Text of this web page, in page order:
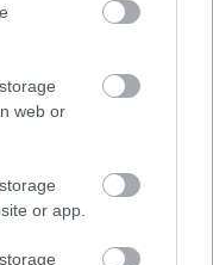
web or
or app.
erősít a Gál Ferenc